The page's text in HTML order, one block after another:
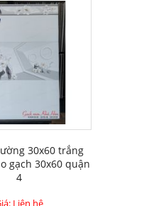
30x60 trắng
gạch 30x60 quận
4
Liên hệ